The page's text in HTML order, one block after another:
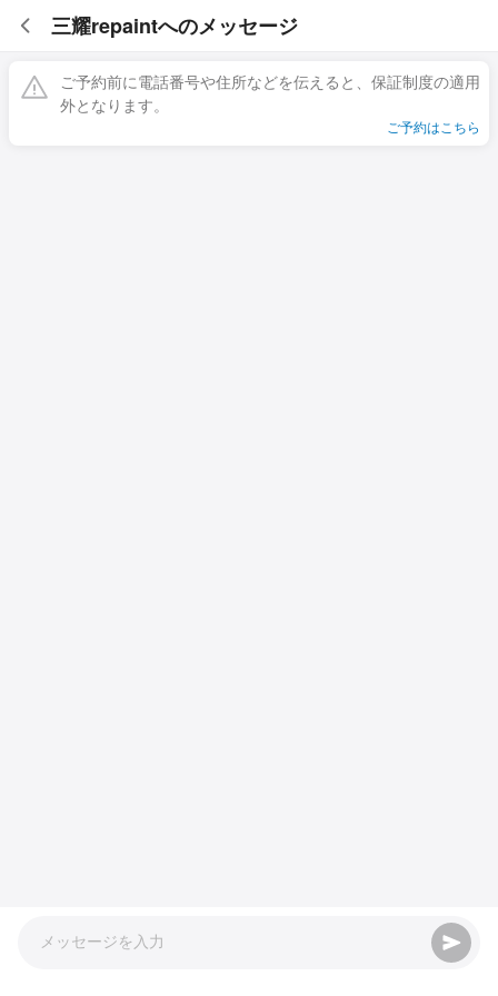
三耀repaintへのメッセージ
ご予約前に電話番号や住所などを伝えると、保証制度の適用
外となります。
ご予約はこちら